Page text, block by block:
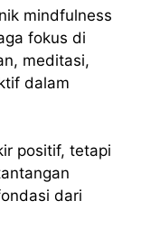
mindfulness
fokus di
meditasi,
dalam
positif, tetapi
dari